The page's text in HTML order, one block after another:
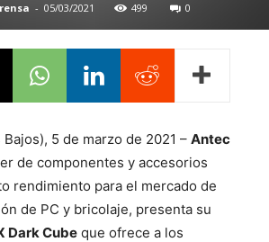
- 05/03/2021 499 0
5 de marzo de 2021 – Antec
de componentes y accesorios
rendimiento para el mercado de
de PC y bricolaje, presenta su
Dark Cube que ofrece a los